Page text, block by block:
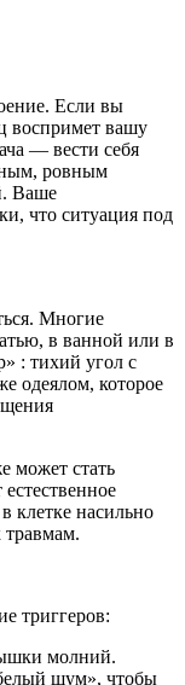
Если вы
воспримет вашу
— вести себя
ровным
Ваше
что ситуация под
Многие
в ванной или в
: тихий угол с
одеялом, которое
может стать
клетке насильно
триггеров:
молний.
шум», чтобы